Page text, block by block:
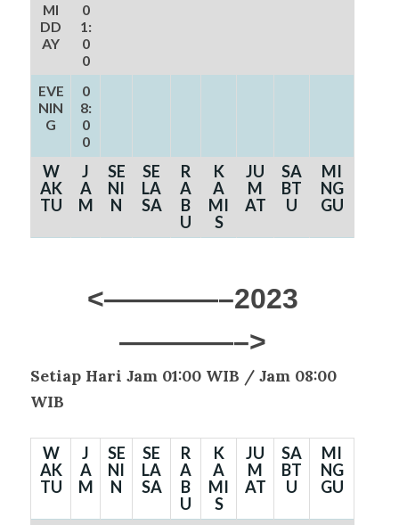
MI
DD
AY
0
1:
0
0
EVE
NIN
G
0
8:
0
0
W
AK
TU
J
A
M
SE
NI
N
SE
LA
SA
R
A
B
U
K
A
MI
S
JU
M
AT
SA
BT
U
MI
NG
GU
<————–2023
————–>
Setiap Hari Jam 01:00 WIB / Jam 08:00
WIB
W
AK
TU
J
A
M
SE
NI
N
SE
LA
SA
R
A
B
U
K
A
MI
S
JU
M
AT
SA
BT
U
MI
NG
GU